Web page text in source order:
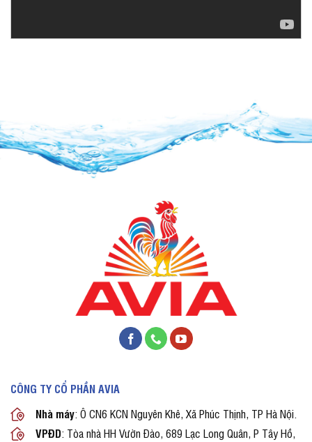
CÔNG TY CỔ PHẦN AVIA
Nhà máy: Ô CN6 KCN Nguyên Khê, Xã Phúc Thịnh, TP Hà Nội.
VPĐD: Tòa nhà HH Vườn Đào, 689 Lạc Long Quân, P Tây Hồ,